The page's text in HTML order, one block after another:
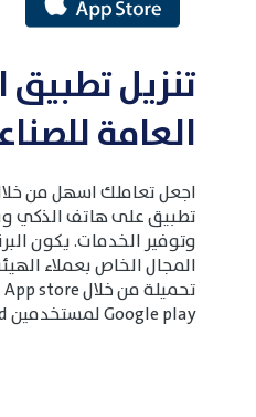
تنزيل تطبيق
العامة
اجعل تعاملك اسهل من
تطبيق على هاتف الذكي
وتوفير الخدمات. يكون
المجال الخاص بعملاء
Google play لمستخدمين Android